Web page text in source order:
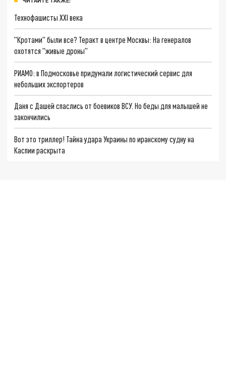
Технофашисты XXI века
"Кротами" были все? Теракт в центре Москвы: На генералов
охотятся "живые дроны"
РИАМО: в Подмосковье придумали логистический сервис для
небольших экспортеров
Даня с Дашей спаслись от боевиков ВСУ. Но беды для малышей не
закончились
Вот это триллер! Тайна удара Украины по иранскому судну на
Каспии раскрыта